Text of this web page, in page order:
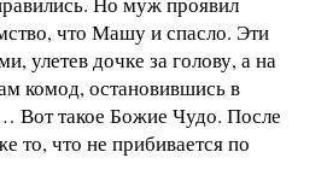
что Машу и спасло. Эти
улетев дочке за голову, а на
комод, остановившись в
Вот такое Божие Чудо. После
то, что не прибивается по